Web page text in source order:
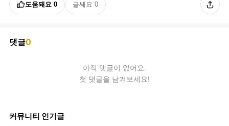
도움돼요 0 글쎄요 0
댓글0
아직 댓글이 없어요.
첫 댓글을 남겨보세요!
커뮤니티 인기글